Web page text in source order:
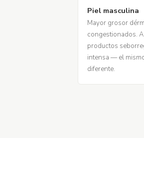
Piel masculina
Mayor grosor
congestionados.
productos
intensa — el
diferente.